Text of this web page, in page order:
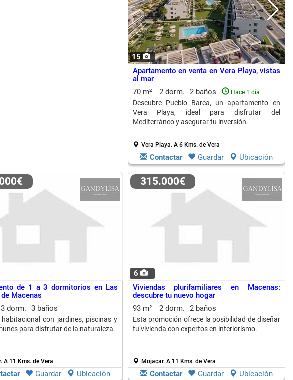
15
Apartamento en venta en Vera Playa, vistas
al mar
70 m²
2 dorm. 2 baños Hace 1 día
Descubre Pueblo Barea, un apartamento en
Vera Playa, ideal para disfrutar del
Mediterráneo y asegurar tu inversión.
Vera Playa. A 6 Kms. de Vera
Contactar Guardar Ubicación
de 1 a 3 dormitorios en Las
Macenas
3 dorm. 3 baños
habitacional con jardines, piscinas y
para disfrutar de la naturaleza.
A 11 Kms. de Vera
Guardar Ubicación
6
315.000€
Viviendas plurifamiliares en Macenas:
descubre tu nuevo hogar
93 m²
2 dorm. 2 baños
Esta promoción ofrece la posibilidad de diseñar
tu vivienda con expertos en interiorismo.
Mojacar. A 11 Kms. de Vera
Contactar Guardar Ubicación